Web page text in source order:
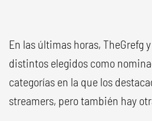
En las últimas horas, TheGrefg
distintos elegidos como
categorías en la que los
streamers, pero también hay